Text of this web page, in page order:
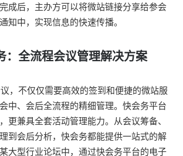
成后，主办方可以将微站链接分享给参会
知中，实现信息的快速传播。
：全流程会议管理解决方案
，不仅仅需要高效的签到和便捷的微站服
中、会后全流程的精细管理。快会务平台
更兼具全套活动管理能力。从会议筹备、
到会后分析，快会务都能提供一站式的解
大型行业论坛中，通过快会务平台的电子